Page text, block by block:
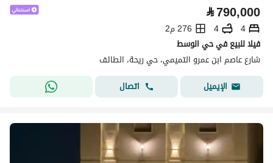
⃁790,000
4
4
276 م2
فيلا للبيع في حي الوسط
شارع عاصم ابن عمرو التميمي، حي ريحة، الطائف
الإيميل
اتصال